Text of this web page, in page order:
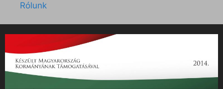
Rólunk